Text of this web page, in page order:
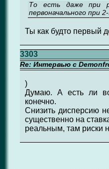
То есть даже при
первоначального при
Ты как будто первый
3303
Re: Интервью с
)
Думаю. А есть ли
конечно.
Снизить дисперсию
существенно на
реальным, там риски